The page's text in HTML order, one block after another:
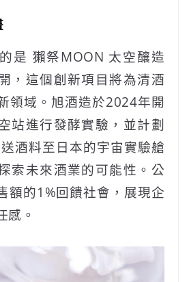
是 獺祭MOON 太空釀造
，這個創新項目將為清酒
領域。旭酒造於2024年開
站進行發酵實驗，並計劃
酒料至日本的宇宙實驗艙
索未來酒業的可能性。公
額的1%回饋社會，展現企
感。